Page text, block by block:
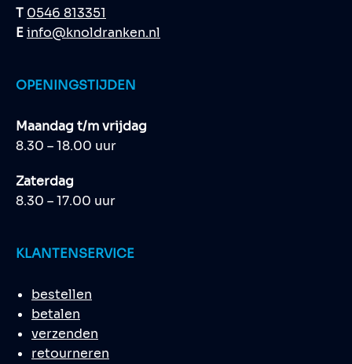
T 0546 813351
Einfo@knoldranken.nl
OPENINGSTIJDEN
Maandag t/m vrijdag
8.30 – 18.00 uur
Zaterdag
8.30 – 17.00 uur
KLANTENSERVICE
bestellen
betalen
verzenden
retourneren